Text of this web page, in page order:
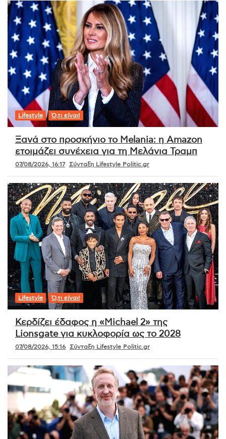
Lifestyle Ό,τι είναι!
Ξανά στο προσκήνιο το Melania: η Amazon
ετοιμάζει συνέχεια για τη Μελάνια Τραμπ
07/08/2026, 16:17 Σύνταξη Lifestyle Politic.gr
Lifestyle Ό,τι είναι!
Κερδίζει έδαφος η «Michael 2» της
Lionsgate για κυκλοφορία ως το 2028
07/08/2026, 15:16 Σύνταξη Lifestyle Politic.gr